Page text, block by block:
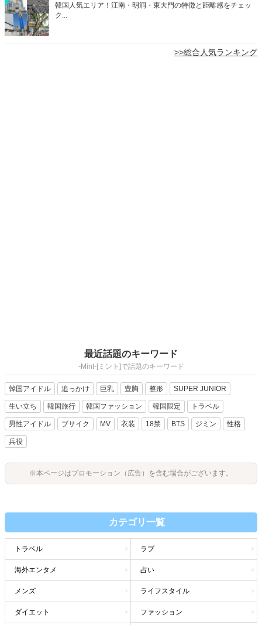
韓国人気エリア！江南・明洞・東大門の特徴と距離感をチェッ
ク...
>>総合人気ランキング
最近話題のキーワード
-Mint-[ミント]で話題のキーワード
韓国アイドル 追っかけ 巨乳 豊胸 整形 SUPER JUNIOR
生い立ち 韓国旅行 韓国ファッション 韓国限定 トラベル
男性アイドル ブサイク MV 衣装 18禁 BTS ジミン 性格
兵役
※本ページはプロモーション（広告）を含む場合がございます。
カテゴリ一覧
トラベル ラブ
海外エンタメ 占い
メンズ ライフスタイル
ダイエット ファッション